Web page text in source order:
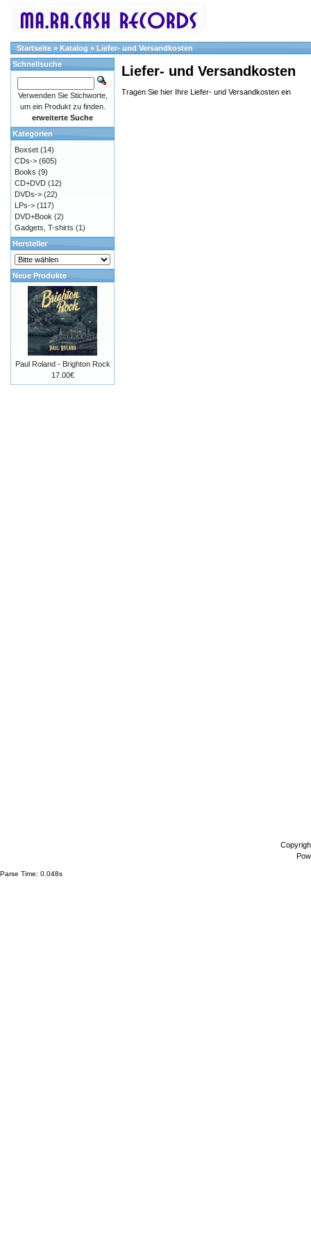
Startseite » Katalog » Liefer- und Versandkosten
Liefer- und Versandkosten
Tragen Sie hier Ihre Liefer- und Versandkosten ein
Schnellsuche
Verwenden Sie Stichworte,
um ein Produkt zu finden.
erweiterte Suche
Kategorien
Boxset (14)
CDs-> (605)
Books (9)
CD+DVD (12)
DVDs-> (22)
LPs-> (117)
DVD+Book (2)
Gadgets, T-shirts (1)
Hersteller
Neue Produkte
Paul Roland - Brighton Rock
17.00€
Parse Time: 0.048s